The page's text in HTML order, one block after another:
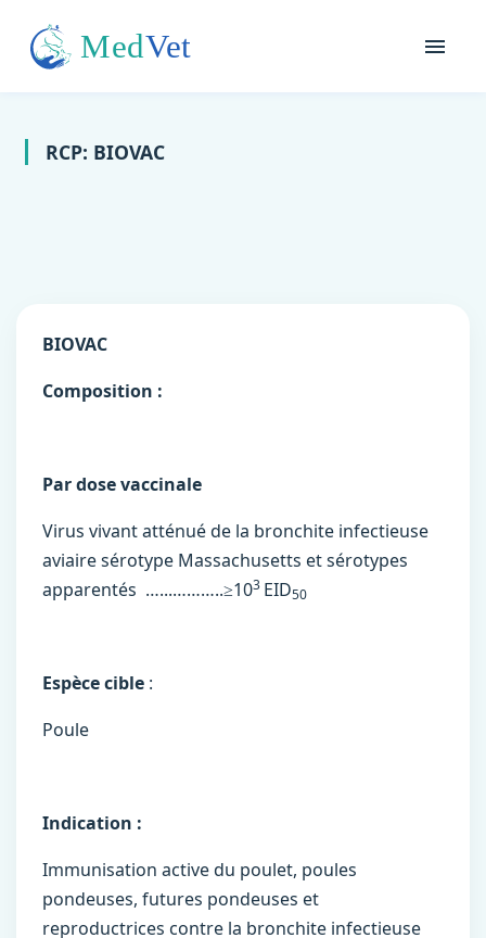
RCP: BIOVAC
BIOVAC
Composition :
Par dose vaccinale
Virus vivant atténué de la bronchite infectieuse
aviaire sérotype Massachusetts et sérotypes
apparentés …...………..≥103 EID50
Espèce cible :
Poule
Indication :
Immunisation active du poulet, poules
pondeuses, futures pondeuses et
reproductrices contre la bronchite infectieuse